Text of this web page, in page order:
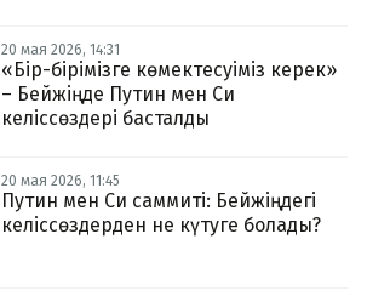
20 мая 2026, 14:31
«Бір-бірімізге көмектесуіміз керек»
– Бейжіңде Путин мен Си
келіссөздері басталды
20 мая 2026, 11:45
Путин мен Си саммиті: Бейжіңдегі
келіссөздерден не күтуге болады?